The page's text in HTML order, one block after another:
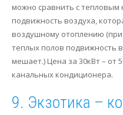
можно сравнить с тепловым
подвижность воздуха,
воздушному отоплению
теплых полов подвижность
мешает.) Цена за 30кВт – от
канальных кондиционера.
9. Экзотика –